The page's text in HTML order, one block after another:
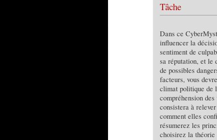
Tâche
Dans ce
influencer la
sentiment de
sa réputation, et le
de possibles
facteurs, vous
climat politique de
compréhension
consistera à
comment elles
résumerez les
choisirez la